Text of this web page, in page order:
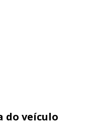
do veículo